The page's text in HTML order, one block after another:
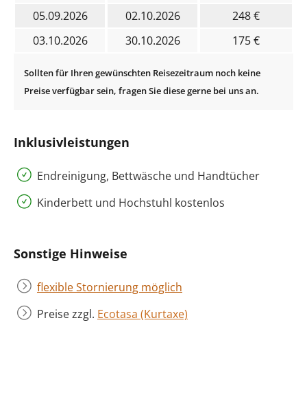
05.09.2026
02.10.2026
248 €
03.10.2026
30.10.2026 175 €
Inklusivleistungen
Endreinigung, Bettwäsche und Handtücher
Kinderbett und Hochstuhl kostenlos
Sonstige Hinweise
flexible Stornierung möglich
Preise zzgl. Ecotasa (Kurtaxe)